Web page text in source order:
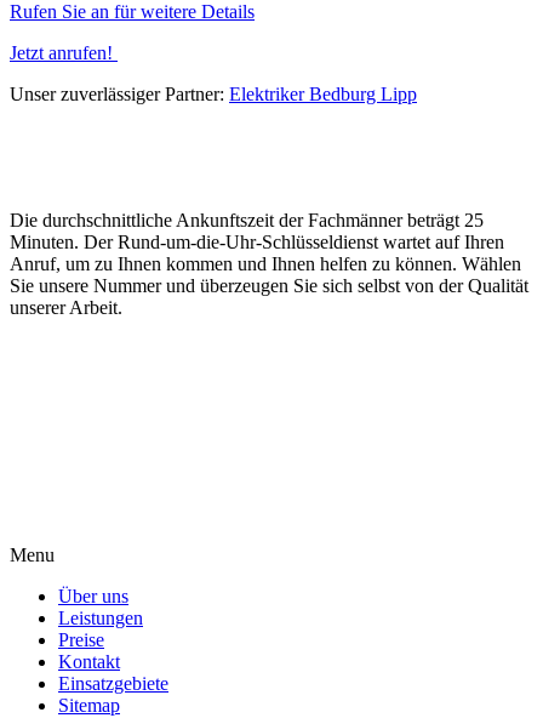
Rufen Sie an für weitere Details
Jetzt anrufen!
Unser zuverlässiger Partner: Elektriker Bedburg Lipp
Die durchschnittliche Ankunftszeit der Fachmänner beträgt 25
Minuten. Der Rund-um-die-Uhr-Schlüsseldienst wartet auf Ihren
Anruf, um zu Ihnen kommen und Ihnen helfen zu können. Wählen
Sie unsere Nummer und überzeugen Sie sich selbst von der Qualität
unserer Arbeit.
Menu
Über uns
Leistungen
Preise
Kontakt
Einsatzgebiete
Sitemap